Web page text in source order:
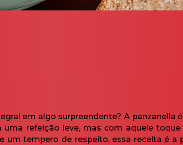
em algo surpreendente? A panzanella
refeição leve, mas com aquele toque
um tempero de respeito, essa receita é a